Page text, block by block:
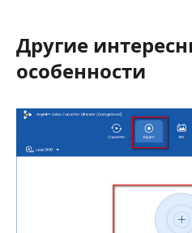
Другие
особенности